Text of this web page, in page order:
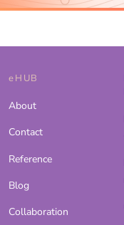
eHUB
About
Contact
Reference
Blog
Collaboration